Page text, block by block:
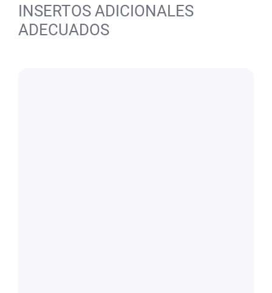
INSERTOS ADICIONALES
ADECUADOS